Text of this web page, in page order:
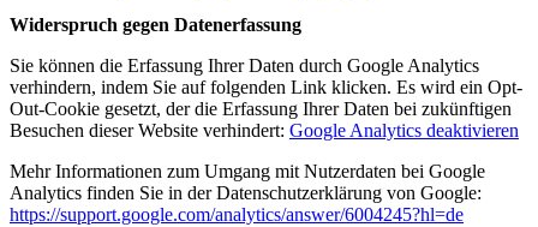
Widerspruch gegen Datenerfassung
Sie können die Erfassung Ihrer Daten durch Google Analytics
verhindern, indem Sie auf folgenden Link klicken. Es wird ein Opt-
Out-Cookie gesetzt, der die Erfassung Ihrer Daten bei zukünftigen
Besuchen dieser Website verhindert: Google Analytics deaktivieren
Mehr Informationen zum Umgang mit Nutzerdaten bei Google
Analytics finden Sie in der Datenschutzerklärung von Google:
https://support.google.com/analytics/answer/6004245?hl=de